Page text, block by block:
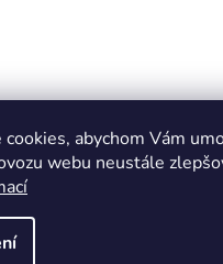
cookies, abychom Vám
webu neustále